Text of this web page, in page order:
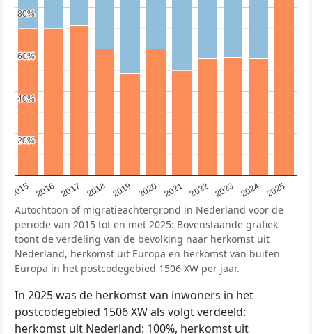
2015 2016 2017 2018 2019 2020 2021 2022 2023 2024 2025
20%
20%
40%
40%
60%
60%
80%
80%
Autochtoon of migratieachtergrond in Nederland voor de
periode van 2015 tot en met 2025: Bovenstaande grafiek
toont de verdeling van de bevolking naar herkomst uit
Nederland, herkomst uit Europa en herkomst van buiten
Europa in het postcodegebied 1506 XW per jaar.
In 2025 was de herkomst van inwoners in het
postcodegebied 1506 XW als volgt verdeeld:
herkomst uit Nederland: 100%, herkomst uit